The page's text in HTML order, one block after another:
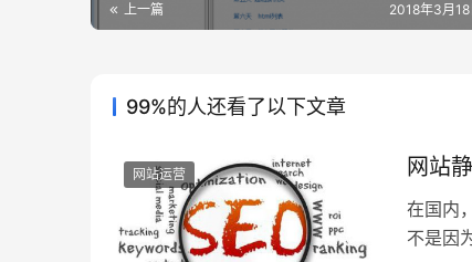
上一篇 2018年3月
99%的人还看了以下文章
网站运营 网站
在国内
不是因